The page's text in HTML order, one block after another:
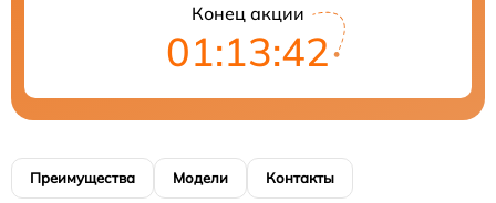
Конец акции
01:13:42
Преимущества Модели Контакты